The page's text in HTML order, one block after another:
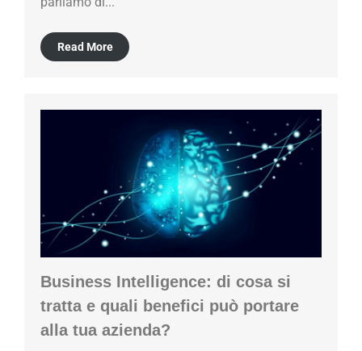
Read More
Business Intelligence: di cosa si
tratta e quali benefici può portare
alla tua azienda?